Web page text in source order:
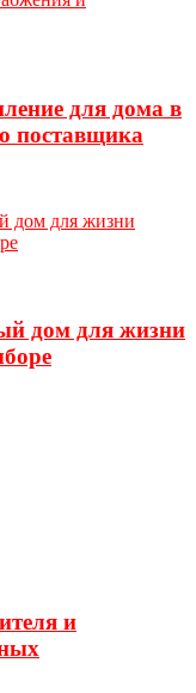
для дома в
поставщика
дом для жизни
и